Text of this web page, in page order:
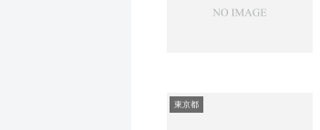
東京都